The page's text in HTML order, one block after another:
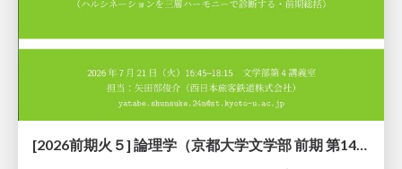
[2026前期火５] 論理学（京都大学文学部 前期 第14回）「計算は、証明ではない——ハルシネーションを三層ハーモニーで診る」